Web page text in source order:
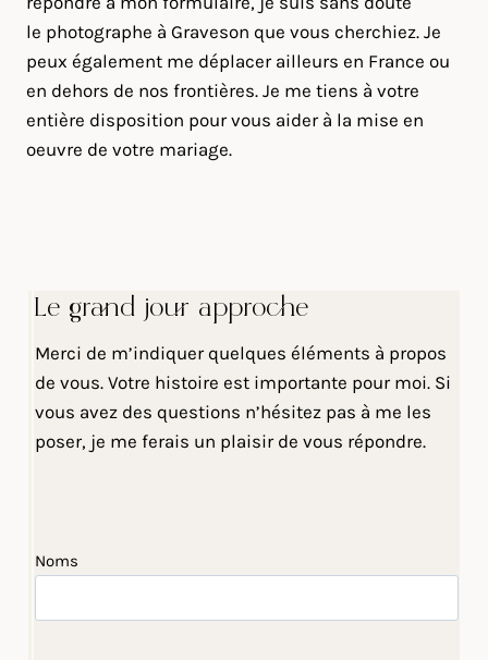
le photographe à Graveson que vous cherchiez. Je
peux également me déplacer ailleurs en France ou
en dehors de nos frontières. Je me tiens à votre
entière disposition pour vous aider à la mise en
oeuvre de votre mariage.
Le grand jour approche
Merci de m’indiquer quelques éléments à propos
de vous. Votre histoire est importante pour moi. Si
vous avez des questions n’hésitez pas à me les
poser, je me ferais un plaisir de vous répondre.
Noms